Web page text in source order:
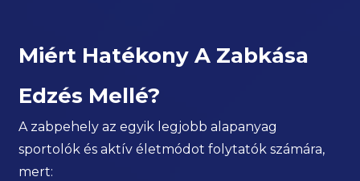
Miért Hatékony A Zabkása
Edzés Mellé?
A zabpehely az egyik legjobb alapanyag
sportolók és aktív életmódot folytatók számára,
mert: